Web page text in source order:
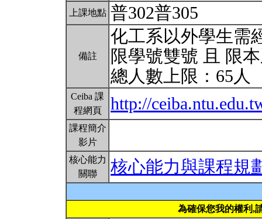
上課地點 普302普305
備註
化工系以外學生需
限學號雙號 且 限
總人數上限：65人
Ceiba 課
程網頁
http://
課程簡介
影片
核心能力
關聯
核心能力與課程規
為確保您我的權利,